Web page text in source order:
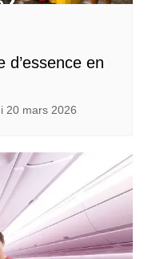
d’essence en
20 mars 2026